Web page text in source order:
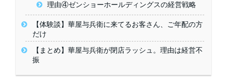
理由④ゼンショーホールディングスの経営戦略
【体験談】華屋与兵衛に来てるお客さん、ご年配の方
だけ
【まとめ】華屋与兵衛が閉店ラッシュ。理由は経営不
振